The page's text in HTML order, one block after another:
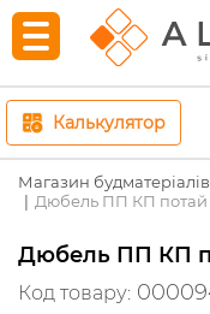
Калькулятор
Магазин будматеріалів
Дюбель ПП КП потай
Дюбель ПП КП
Код товару: